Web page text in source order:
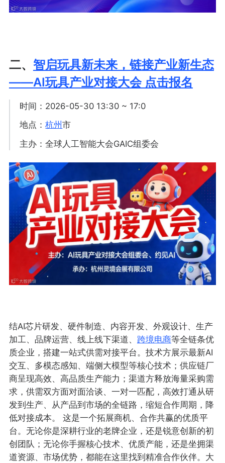
二、 智启玩具新未来，链接产业新生态
——AI玩具产业对接大会 点击报名
时间：2026-05-30 13:30 ~ 17:0
地点：杭州市
主办：全球人工智能大会GAIC组委会
结AI芯片研发、硬件制造、内容开发、外观设计、生产
加工、品牌运营、线上线下渠道、 跨境电商等全链条优
质企业，搭建一站式供需对接平台。技术方展示最新AI
交互、多模态感知、端侧大模型等核心技术；供应链厂
商呈现高效、高品质生产能力；渠道方释放海量采购需
求，供需双方面对面洽谈、一对一匹配，高效打通从研
发到生产、从产品到市场的全链路，缩短合作周期，降
低对接成本。 这是一个拓展商机、合作共赢的优质平
台。无论你是深耕行业的老牌企业，还是锐意创新的初
创团队；无论你手握核心技术、优质产能，还是坐拥渠
道资源、市场优势，都能在这里找到精准合作伙伴。大